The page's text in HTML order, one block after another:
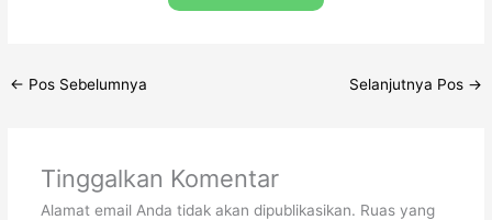
← Pos Sebelumnya Selanjutnya Pos →
Tinggalkan Komentar
Alamat email Anda tidak akan dipublikasikan. Ruas yang